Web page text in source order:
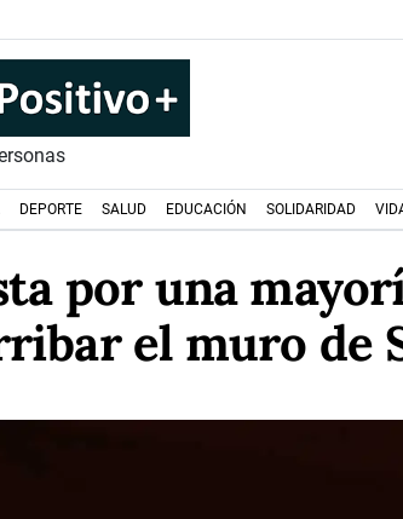
DEPORTE SALUD EDUCACIÓN SOLIDARIDAD
por una
el muro de